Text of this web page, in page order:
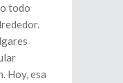
todo
Hoy, esa